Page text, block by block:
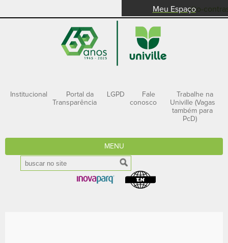
alto-
Meu Espaço
Institucional
Portal da
Transparência
LGPD
Fale
conosco
Trabalhe na
Univille (Vagas
também para
PcD)
MENU